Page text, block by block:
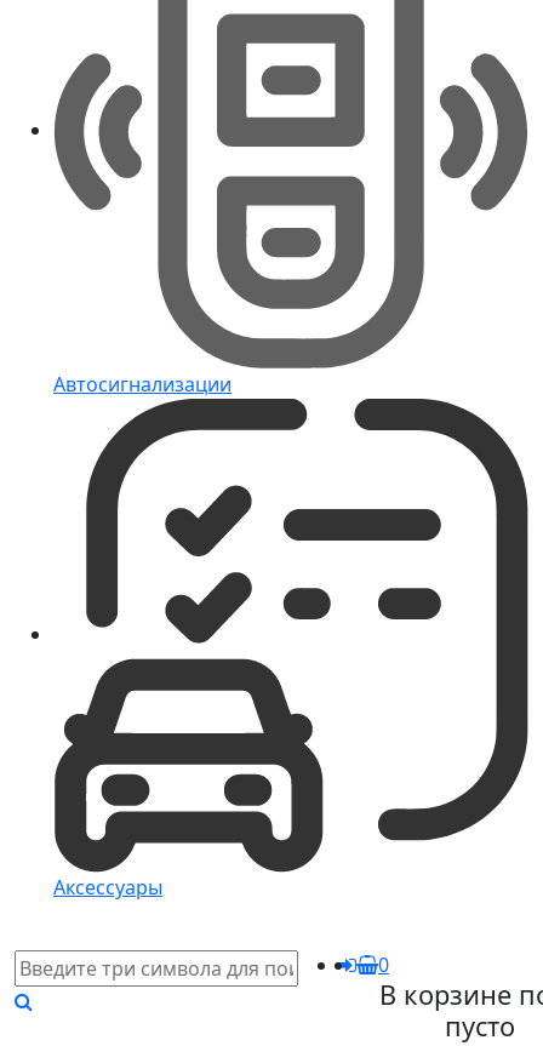
Автосигнализации
Аксессуары
0
В корзине
пусто